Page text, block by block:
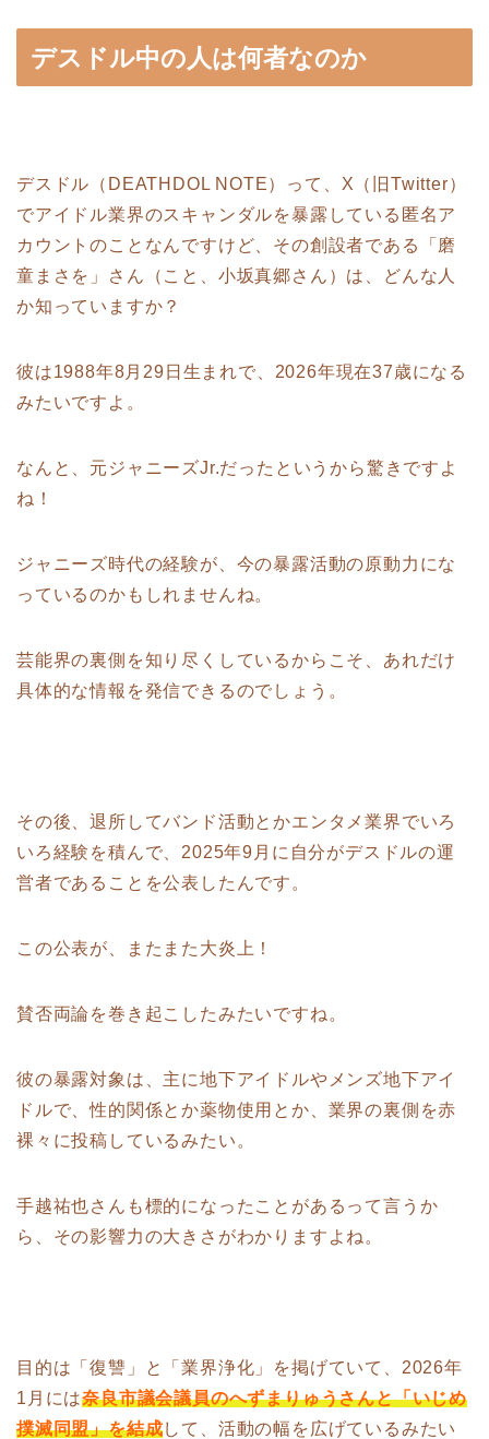
デスドル中の人は何者なのか
デスドル（DEATHDOL NOTE）って、X（旧Twitter）
でアイドル業界のスキャンダルを暴露している匿名ア
カウントのことなんですけど、その創設者である「磨
童まさを」さん（こと、小坂真郷さん）は、どんな人
か知っていますか？
彼は1988年8月29日生まれで、2026年現在37歳になる
みたいですよ。
なんと、元ジャニーズJr.だったというから驚きですよ
ね！
ジャニーズ時代の経験が、今の暴露活動の原動力にな
っているのかもしれませんね。
芸能界の裏側を知り尽くしているからこそ、あれだけ
具体的な情報を発信できるのでしょう。
その後、退所してバンド活動とかエンタメ業界でいろ
いろ経験を積んで、2025年9月に自分がデスドルの運
営者であることを公表したんです。
この公表が、またまた大炎上！
賛否両論を巻き起こしたみたいですね。
彼の暴露対象は、主に地下アイドルやメンズ地下アイ
ドルで、性的関係とか薬物使用とか、業界の裏側を赤
裸々に投稿しているみたい。
手越祐也さんも標的になったことがあるって言うか
ら、その影響力の大きさがわかりますよね。
目的は「復讐」と「業界浄化」を掲げていて、2026年
1月には奈良市議会議員のへずまりゅうさんと「いじめ
撲滅同盟」を結成して、活動の幅を広げているみたい